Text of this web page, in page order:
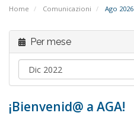
Home Comunicazioni Ago 2026
Per mese
¡Bienvenid@ a AGA!